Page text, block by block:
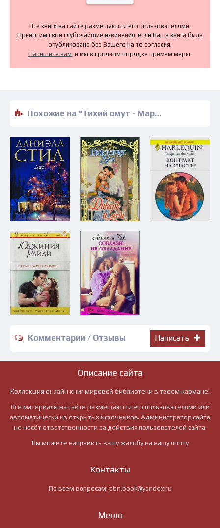
Все книги на сайте размещаются его пользователями.
Приносим свои глубочайшие извинения, если Ваша книга была
опубликована без Вашего на то согласия.
Напишите нам, и мы в срочном порядке примем меры.
Похожие на "Тихий омут - Маргерит Лис" книги читать бесплатно полные версии
Комментарии / Отзывы Написать
Описание сайта
Коллекция онлайн книг мировой библиотеки в твоем кармане!
Все материалы на сайте размещаются его пользователями или
автоматически из открытых источников. Администратор сайта
не несёт ответственности за действия пользователей сайта.
Вы можете направить вашу жалобу на нашу почту
Контакты
По всем вопросам: pbn.book@yandex.ru
Меню